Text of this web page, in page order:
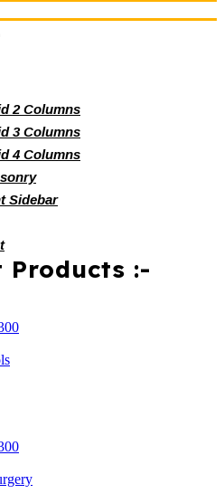
2 Columns
3 Columns
4 Columns
Sidebar
Products :-